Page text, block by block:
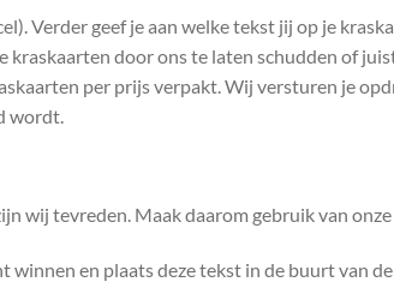
Verder geef je aan welke tekst jij op je
door ons te laten schudden of
per prijs verpakt. Wij versturen je
wordt.
wij tevreden. Maak daarom gebruik van
en plaats deze tekst in de buurt van